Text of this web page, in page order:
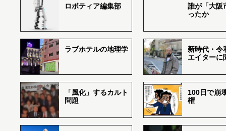
ロボティア編集部
誰が「大阪
ったか
ラブホテルの地理学
新時代・令
エイターに
「風化」するカルト
問題
100日で崩
権